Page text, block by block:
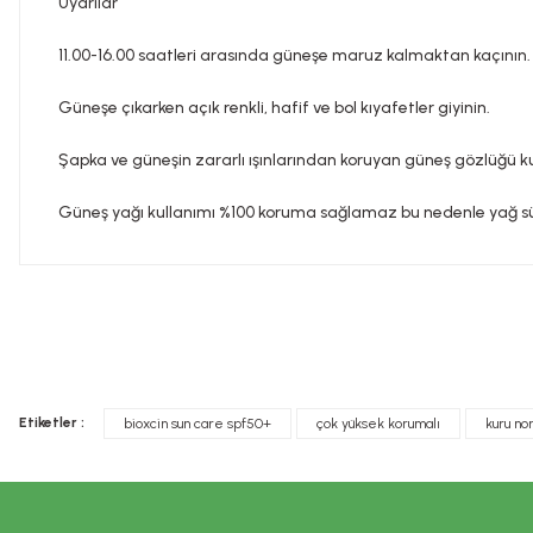
11.00-16.00 saatleri arasında güneşe maruz kalmaktan
Güneşe çıkarken açık renkli, hafif ve bol kıyafetler giyinin.
Şapka ve güneşin zararlı ışınlarından koruyan güneş gözlüğü
Güneş yağı kullanımı %100 koruma sağlamaz bu nedenle yağ
Ürün açıklamasında eksik bilgiler bulunuyor.
Etiketler : ​bioxcin sun care spf50+ çok yüksek korumalı kuru